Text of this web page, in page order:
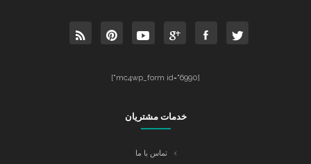
[mc4wp_form id="6990"]
خدمات مشتریان
تماس با ما